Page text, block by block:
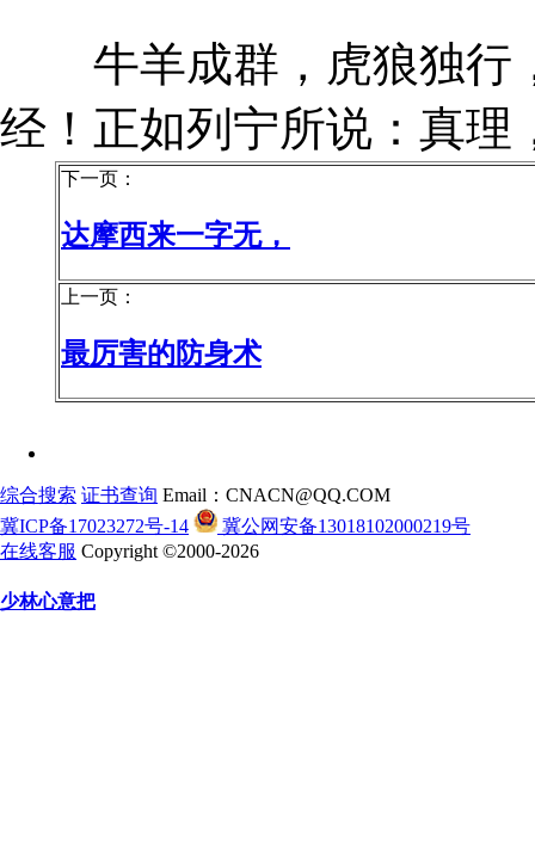
牛羊成群，虎狼独行
经！正如列宁所说：真理
下一页：
达摩西来一字无，
上一页：
最厉害的防身术
综合搜索 证书查询 Email：CNACN@QQ.COM
冀ICP备17023272号-14
冀公网安备13018102000219号
在线客服 Copyright ©2000-2026
少林心意把